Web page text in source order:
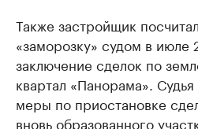
Также застройщик
«заморозку» судом в июле
заключение сделок по
квартал «Панорама».
меры по приостановке
вновь образованного